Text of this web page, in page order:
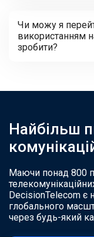
Чи можу я
використанням
зробити?
Найбільш
Маючи понад 800
DecisionTelecom
глобального
через будь-який